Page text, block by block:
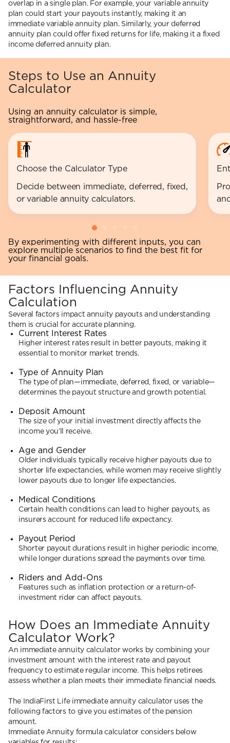
overlap in a single plan. For example, your variable annuity
plan could start your payouts instantly, making it an
immediate variable annuity plan. Similarly, your deferred
annuity plan could offer fixed returns for life, making it a fixed
income deferred annuity plan.
Steps to Use an Annuity
Calculator
Using an annuity calculator is simple,
straightforward, and hassle-free
Choose the Calculator Type
Decide between immediate, deferred, fixed,
or variable annuity calculators.
By experimenting with different inputs, you can
explore multiple scenarios to find the best fit for
your financial goals.
Factors Influencing Annuity
Calculation
Several factors impact annuity payouts and understanding
them is crucial for accurate planning.
Current Interest Rates
Higher interest rates result in better payouts, making it
essential to monitor market trends.
Type of Annuity Plan
The type of plan—immediate, deferred, fixed, or variable—
determines the payout structure and growth potential.
Deposit Amount
The size of your initial investment directly affects the
income you’ll receive.
Age and Gender
Older individuals typically receive higher payouts due to
shorter life expectancies, while women may receive slightly
lower payouts due to longer life expectancies.
Medical Conditions
Certain health conditions can lead to higher payouts, as
insurers account for reduced life expectancy.
Payout Period
Shorter payout durations result in higher periodic income,
while longer durations spread the payments over time.
Riders and Add-Ons
Features such as inflation protection or a return-of-
investment rider can affect payouts.
How Does an Immediate Annuity
Calculator Work?
An immediate annuity calculator works by combining your
investment amount with the interest rate and payout
frequency to estimate regular income. This helps retirees
assess whether a plan meets their immediate financial needs.
The IndiaFirst Life immediate annuity calculator uses the
following factors to give you estimates of the pension
amount.
Immediate Annuity formula calculator considers below